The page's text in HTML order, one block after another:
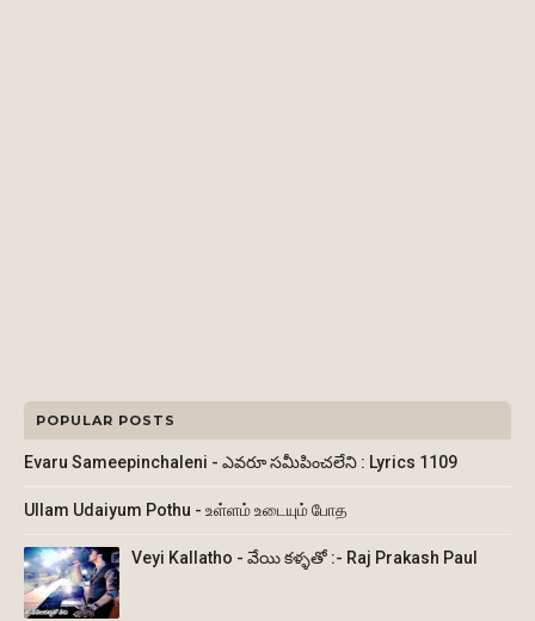
POPULAR POSTS
Evaru Sameepinchaleni - ఎవరూ సమీపించలేని : Lyrics 1109
Ullam Udaiyum Pothu - உள்ளம் உடையும் போத
Veyi Kallatho - వేయి కళ్ళతో :- Raj Prakash Paul